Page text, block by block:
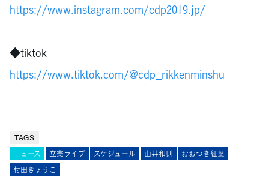
https://www.instagram.com/cdp2019.jp/
◆tiktok
https://www.tiktok.com/@cdp_rikkenminshu
TAGS
ニュース 立憲ライブ スケジュール 山井和則
おおつき紅葉
村田きょうこ